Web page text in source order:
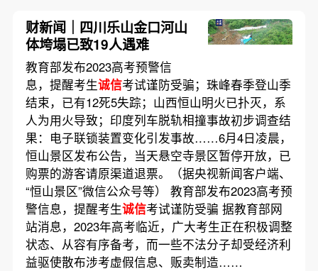
财新闻｜四川乐山金口河山
体垮塌已致19人遇难
教育部发布2023高考预警信
息，提醒考生诚信考试谨防受骗；珠峰春季登山季
结束，已有12死5失踪；山西恒山明火已扑灭，系
人为用火导致；印度列车脱轨相撞事故初步调查结
果：电子联锁装置变化引发事故……6月4日凌晨，
恒山景区发布公告，当天悬空寺景区暂停开放，已
购票的游客请原渠道退票。（据央视新闻客户端、
“恒山景区”微信公众号等） 教育部发布2023高考预
警信息，提醒考生诚信考试谨防受骗 据教育部网
站消息，2023年高考临近，广大考生正在积极调整
状态、从容有序备考，而一些不法分子却受经济利
益驱使散布涉考虚假信息、贩卖制造……